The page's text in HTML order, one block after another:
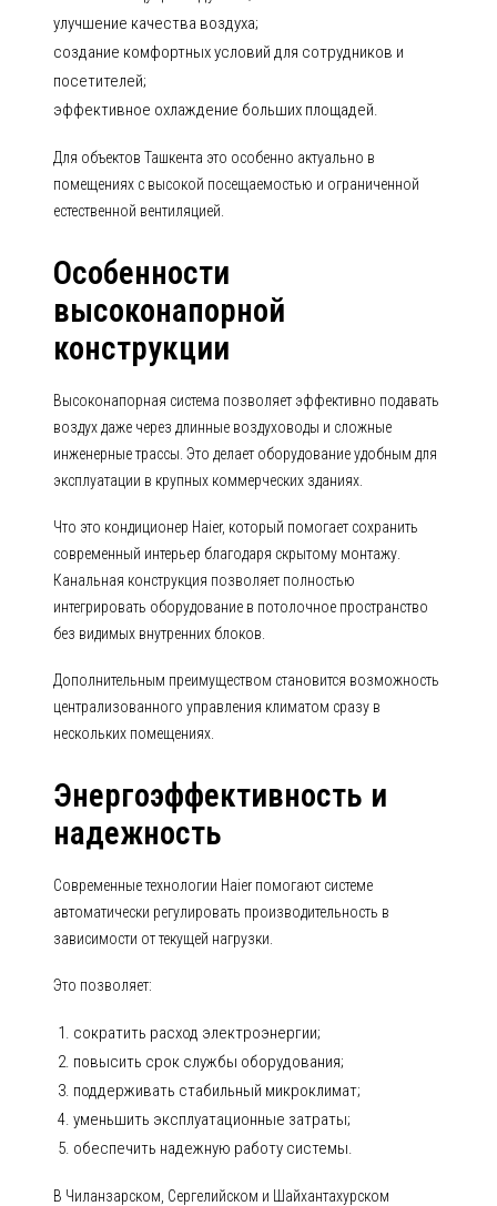
улучшение качества воздуха;
создание комфортных условий для сотрудников и
посетителей;
эффективное охлаждение больших площадей.
Для объектов Ташкента это особенно актуально в
помещениях с высокой посещаемостью и ограниченной
естественной вентиляцией.
Особенности
высоконапорной
конструкции
Высоконапорная система позволяет эффективно подавать
воздух даже через длинные воздуховоды и сложные
инженерные трассы. Это делает оборудование удобным для
эксплуатации в крупных коммерческих зданиях.
Что это кондиционер Haier, который помогает сохранить
современный интерьер благодаря скрытому монтажу.
Канальная конструкция позволяет полностью
интегрировать оборудование в потолочное пространство
без видимых внутренних блоков.
Дополнительным преимуществом становится возможность
централизованного управления климатом сразу в
нескольких помещениях.
Энергоэффективность и
надежность
Современные технологии Haier помогают системе
автоматически регулировать производительность в
зависимости от текущей нагрузки.
Это позволяет:
сократить расход электроэнергии;
повысить срок службы оборудования;
поддерживать стабильный микроклимат;
уменьшить эксплуатационные затраты;
обеспечить надежную работу системы.
В Чиланзарском, Сергелийском и Шайхантахурском